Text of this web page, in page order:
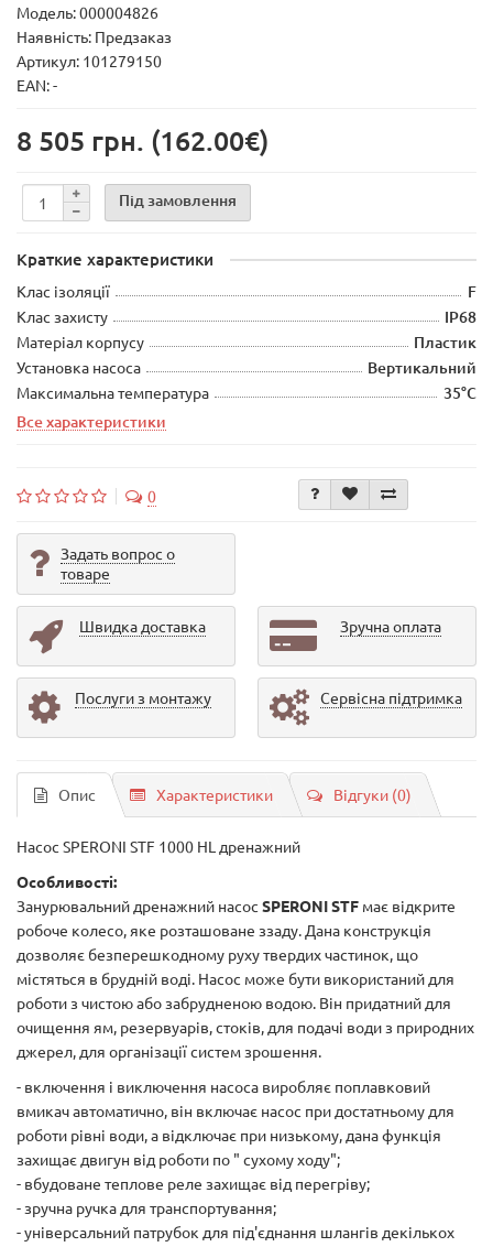
Модель:000004826
Наявність: Предзаказ
Артикул: 101279150
EAN: -
8 505 грн. (162.00€)
Під замовлення
Краткие характеристики
Клас ізоляції F
Клас захисту IP68
Матеріал корпусу Пластик
Установка насоса Вертикальний
Максимальна температура
35°С
Все характеристики
0
Задать вопрос о
товаре
Швидка доставка Зручна оплата
Послуги з монтажу Сервісна підтримка
Опис Характеристики Відгуки (0)
Насос SPERONI STF 1000 HL дренажний
Особливості:
Занурювальний дренажний насос SPERONI STF має відкрите
робоче колесо, яке розташоване ззаду. Дана конструкція
дозволяє безперешкодному руху твердих частинок, що
містяться в брудній воді. Насос може бути використаний для
роботи з чистою або забрудненою водою. Він придатний для
очищення ям, резервуарів, стоків, для подачі води з природних
джерел, для організації систем зрошення.
- включення і виключення насоса виробляє поплавковий
вмикач автоматично, він включає насос при достатньому для
роботи рівні води, а відключає при низькому, дана функція
захищає двигун від роботи по " сухому ходу";
- вбудоване теплове реле захищає від перегріву;
- зручна ручка для транспортування;
- універсальний патрубок для під'єднання шлангів декількох